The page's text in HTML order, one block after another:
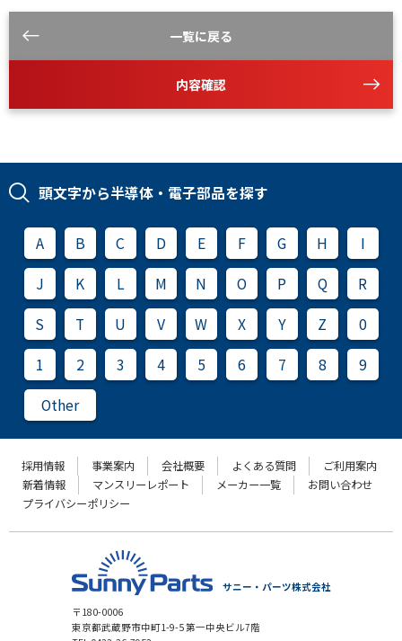
一覧に戻る
内容確認
頭文字から半導体・電子部品を探す
A B C D E F G H
I
J
K L M N O P Q
R
S
T U V W X Y Z
0
1
2 3 4 5 6 7 8
9
Other
採用情報 事業案内 会社概要 よくある質問
ご利用案内
新着情報
マンスリーレポート メーカー一覧
お問い合わせ
プライバシーポリシー
サニー・パーツ株式会社
〒180-0006
東京都武蔵野市中町1-9-5 第一中央ビル7階